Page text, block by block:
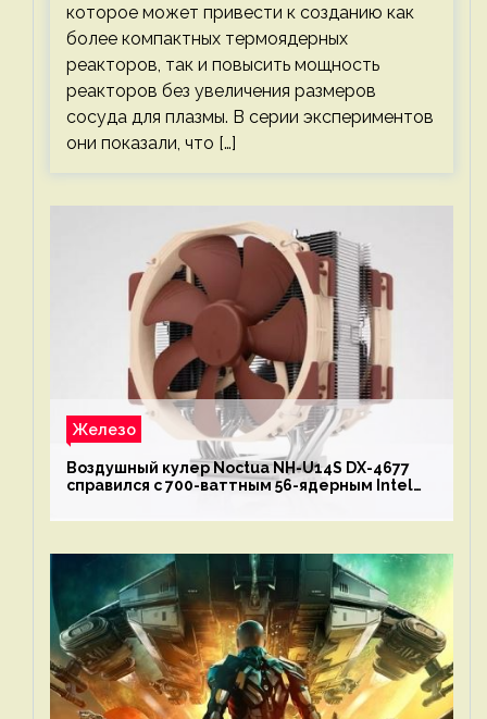
которое может привести к созданию как
более компактных термоядерных
реакторов, так и повысить мощность
реакторов без увеличения размеров
сосуда для плазмы. В серии экспериментов
они показали, что […]
Железо
Воздушный кулер Noctua NH-U14S DX-4677
справился с 700-ваттным 56-ядерным Intel